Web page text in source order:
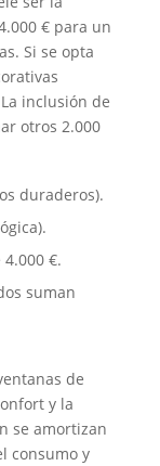
€ para un
Si se opta
inclusión de
otros 2.000
duraderos).
€.
suman
de
y la
se amortizan
consumo y